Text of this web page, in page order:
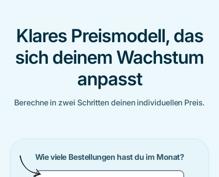
Klares Preismodell, das
sich deinem Wachstum
anpasst
Berechne in zwei Schritten deinen individuellen Preis.
Wie viele Bestellungen hast du im Monat?